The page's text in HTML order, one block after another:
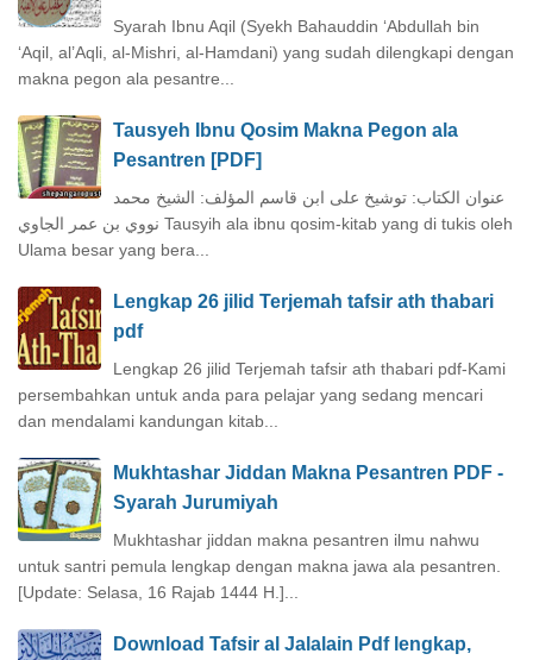
Syarah Ibnu Aqil (Syekh Bahauddin ‘Abdullah bin
‘Aqil, al’Aqli, al-Mishri, al-Hamdani) yang sudah dilengkapi dengan
makna pegon ala pesantre...
Tausyeh Ibnu Qosim Makna Pegon ala
Pesantren [PDF]
عنوان الكتاب: توشيخ على ابن قاسم المؤلف: الشيخ محمد
نووي بن عمر الجاوي Tausyih ala ibnu qosim-kitab yang di tukis oleh
Ulama besar yang bera...
Lengkap 26 jilid Terjemah tafsir ath thabari
pdf
Lengkap 26 jilid Terjemah tafsir ath thabari pdf-Kami
persembahkan untuk anda para pelajar yang sedang mencari
dan mendalami kandungan kitab...
Mukhtashar Jiddan Makna Pesantren PDF -
Syarah Jurumiyah
Mukhtashar jiddan makna pesantren ilmu nahwu
untuk santri pemula lengkap dengan makna jawa ala pesantren.
[Update: Selasa, 16 Rajab 1444 H.]...
Download Tafsir al Jalalain Pdf lengkap,